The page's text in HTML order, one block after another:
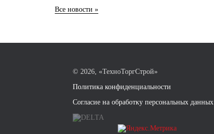
Все новости »
© 2026, «ТехноТоргСтрой»
Политика конфиденциальности
Согласие на обработку персональных данных